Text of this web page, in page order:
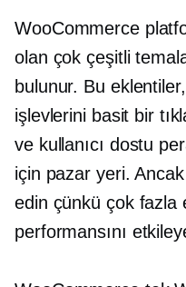
WooCommerce
olan çok çeşitli
bulunur. Bu
işlevlerini basit bir
ve kullanıcı dostu
için pazar yeri.
edin çünkü çok fazla
performansını